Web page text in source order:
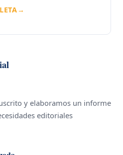
→
y elaboramos un informe
editoriales